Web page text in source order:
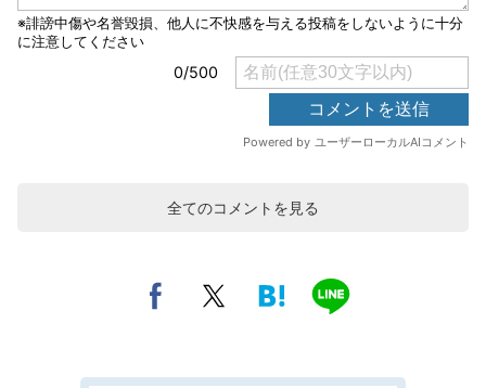
全てのコメントを見る